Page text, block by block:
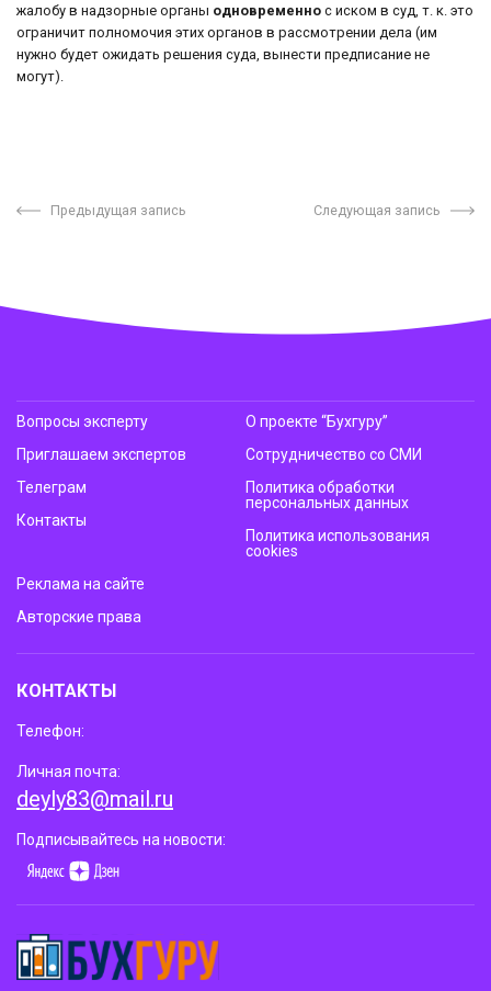
жалобу в надзорные органы одновременно с иском в суд, т. к. это
ограничит полномочия этих органов в рассмотрении дела (им
нужно будет ожидать решения суда, вынести предписание не
могут).
Предыдущая запись Следующая запись
Вопросы эксперту
Приглашаем экспертов
Телеграм
Контакты
О проекте “Бухгуру”
Сотрудничество со СМИ
Политика обработки
персональных данных
Политика использования
cookies
Реклама на сайте
Авторские права
КОНТАКТЫ
Телефон:
Личная почта:
deyly83@mail.ru
Подписывайтесь на новости: